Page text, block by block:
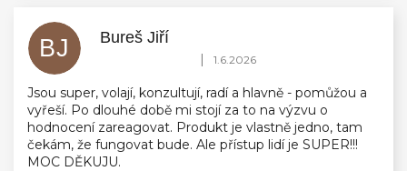
BJ Bureš Jiří
Hodnocení obchodu je 5 z 5 hvězdiček.
| 1.6.2026
Jsou super, volají, konzultují, radí a hlavně - pomůžou a
vyřeší. Po dlouhé době mi stojí za to na výzvu o
hodnocení zareagovat. Produkt je vlastně jedno, tam
čekám, že fungovat bude. Ale přístup lidí je SUPER!!!
MOC DĚKUJU.